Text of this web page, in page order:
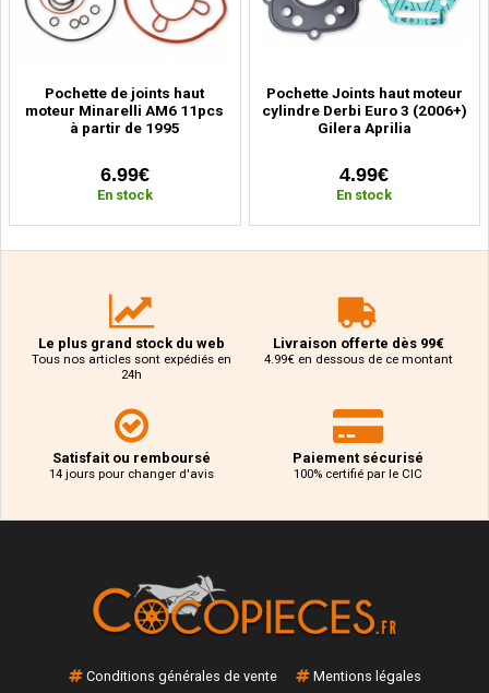
Pochette de joints haut
moteur Minarelli AM6 11pcs
à partir de 1995
6.99€
En stock
Pochette Joints haut moteur
cylindre Derbi Euro 3 (2006+)
Gilera Aprilia
4.99€
En stock
Le plus grand stock du web
Tous nos articles sont expédiés en
24h
Livraison offerte dès 99€
4.99€ en dessous de ce montant
Satisfait ou remboursé
14 jours pour changer d'avis
Paiement sécurisé
100% certifié par le CIC
Conditions générales de vente Mentions légales